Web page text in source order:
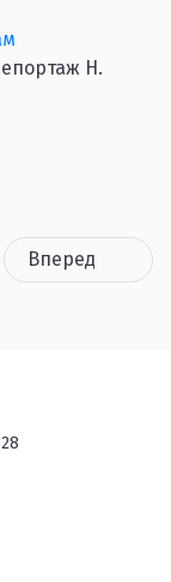
Н.
Вперед